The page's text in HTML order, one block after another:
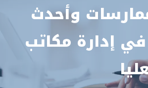
وأحدث
في إدارة مكاتب